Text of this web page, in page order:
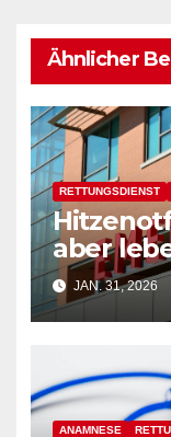
Ähnlicher
RETTUNGSDIENST
aber
JAN. 31, 2026
ANAMNESE